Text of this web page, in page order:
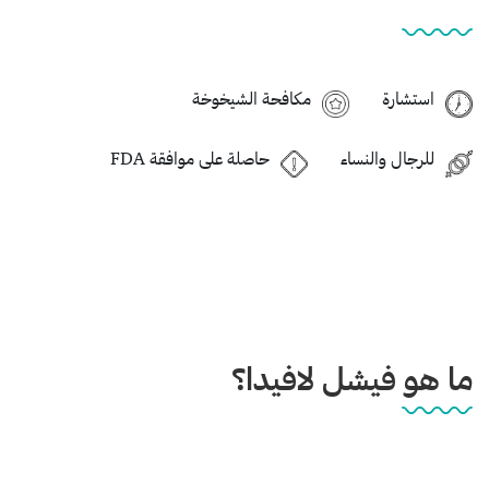
استشارة مكافحة الشيخوخة
للرجال والنساء حاصلة على موافقة FDA
ما هو فيشل لافيدا؟